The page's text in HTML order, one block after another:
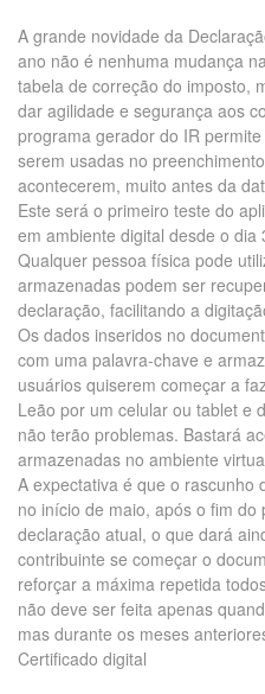
A grande novidade da
ano não é nenhuma mudança
tabela de correção do imposto,
dar agilidade e segurança aos
programa gerador do IR
serem usadas no
acontecerem, muito antes da
Este será o primeiro teste do
em ambiente digital desde o dia
Qualquer pessoa física pode
armazenadas podem ser
declaração, facilitando a
Os dados inseridos no
com uma palavra-chave e
usuários quiserem começar a
Leão por um celular ou tablet e
não terão problemas. Bastará
armazenadas no ambiente
A expectativa é que o rascunho
no início de maio, após o fim
declaração atual, o que dará
contribuinte se começar o
reforçar a máxima repetida
não deve ser feita apenas
mas durante os meses
Certificado digital